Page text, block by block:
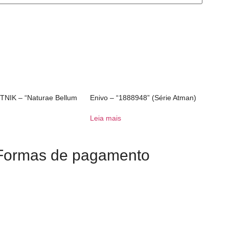
– “Naturae Bellum Enivo – “1888948” (Série Atman)
Leia mais
de pagamento